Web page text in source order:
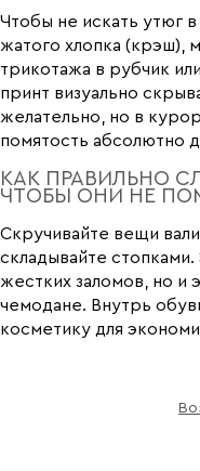
Чтобы не искать утюг
жатого хлопка (крэш),
трикотажа в рубчик
принт визуально
желательно, но в
помятость абсолютно
КАК ПРАВИЛЬНО
ЧТОБЫ ОНИ НЕ
Скручивайте вещи
складывайте
жестких заломов, но и
чемодане. Внутрь
косметику для